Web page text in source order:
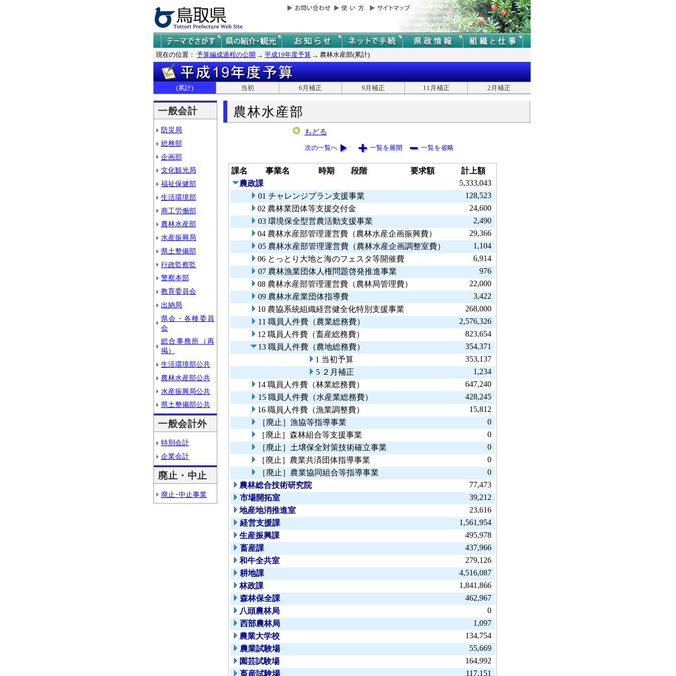
現在の位置： 予算編成過程の公開 平成19年度予算 農林水産部(累計)
(累計) 当初 6月補正 9月補正 11月補正 2月補正
一般会計
防災局
総務部
企画部
文化観光局
福祉保健部
生活環境部
商工労働部
農林水産部
水産振興局
県土整備部
行政監察監
警察本部
教育委員会
出納局
県会・各種委員
会
総合事務所（再
掲）
生活環境部公共
農林水産部公共
水産振興局公共
県土整備部公共
一般会計外
特別会計
企業会計
廃止・中止
廃止･中止事業
農林水産部
もどる
次の一覧へ 一覧を展開 一覧を省略
課名 事業名 時期 段階 要求額
計上額
農政課
5,333,043
01 チャレンジプラン支援事業
128,523
02 農林業団体等支援交付金
24,600
03 環境保全型営農活動支援事業
2,490
04 農林水産部管理運営費（農林水産企画振興費）
29,366
05 農林水産部管理運営費（農林水産企画調整室費）
1,104
06 とっとり大地と海のフェスタ等開催費
6,914
07 農林漁業団体人権問題啓発推進事業
976
08 農林水産部管理運営費（農林局管理費）
22,000
09 農林水産業団体指導費
3,422
10 農協系統組織経営健全化特別支援事業
268,000
11 職員人件費（農業総務費）
2,576,326
12 職員人件費（畜産総務費）
823,654
13 職員人件費（農地総務費）
354,371
1 当初予算
353,137
5 ２月補正
1,234
14 職員人件費（林業総務費）
647,240
15 職員人件費（水産業総務費）
428,245
16 職員人件費（漁業調整費）
15,812
［廃止］漁協等指導事業
0
［廃止］森林組合等支援事業
0
［廃止］土壌保全対策技術確立事業
0
［廃止］農業共済団体指導事業
0
［廃止］農業協同組合等指導事業
0
農林総合技術研究院
77,473
市場開拓室
39,212
地産地消推進室
23,616
経営支援課
1,561,954
生産振興課
495,978
畜産課
437,966
和牛全共室
279,126
耕地課
4,516,087
林政課
1,841,866
森林保全課
462,967
八頭農林局
0
西部農林局
1,097
農業大学校
134,754
農業試験場
55,669
園芸試験場
164,992
畜産試験場
117,151